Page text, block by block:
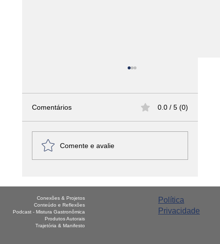
Marmitas que transformam:
Comentários 0.0 / 5 (0)
Comente e avalie
Política
Privacidade
Conexões & Projetos
Conteúdo e Reflexões
Podcast - Mistura Gastronômica
Produtos Autorais
Trajetória & Manifesto